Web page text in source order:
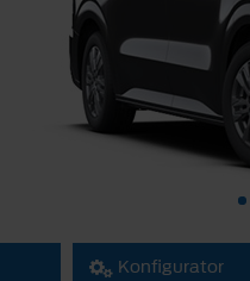
Konfigurator